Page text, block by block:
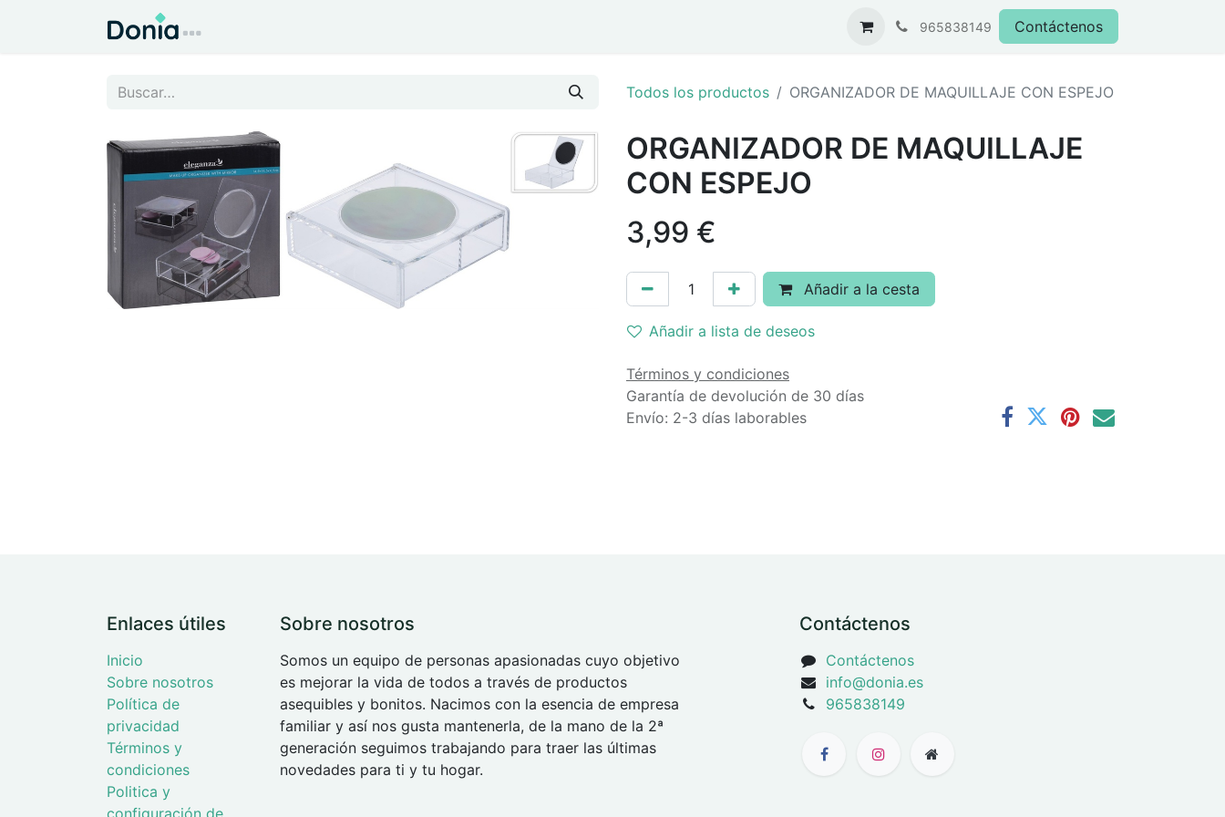
965838149 Contáctenos
Todos los productos ORGANIZADOR DE MAQUILLAJE CON ESPEJO
ORGANIZADOR DE MAQUILLAJE
CON ESPEJO
3,99 €
Añadir a la cesta
Añadir a lista de deseos
Términos y condiciones
Garantía de devolución de 30 días
Envío: 2-3 días laborables
Enlaces útiles
Inicio
Sobre nosotros
Política de
privacidad
Términos y
condiciones
Politica y
configuración de
Sobre nosotros
Somos un equipo de personas apasionadas cuyo objetivo
es mejorar la vida de todos a través de productos
asequibles y bonitos. Nacimos con la esencia de empresa
familiar y así nos gusta mantenerla, de la mano de la 2ª
generación seguimos trabajando para traer las últimas
novedades para ti y tu hogar.
Contáctenos
Contáctenos
info@donia.es
965838149